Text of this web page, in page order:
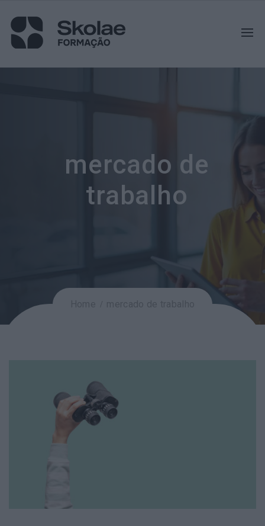
mercado de
trabalho